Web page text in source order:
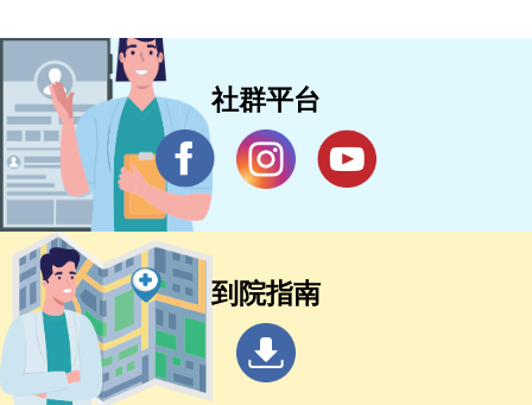
社群平台
到院指南